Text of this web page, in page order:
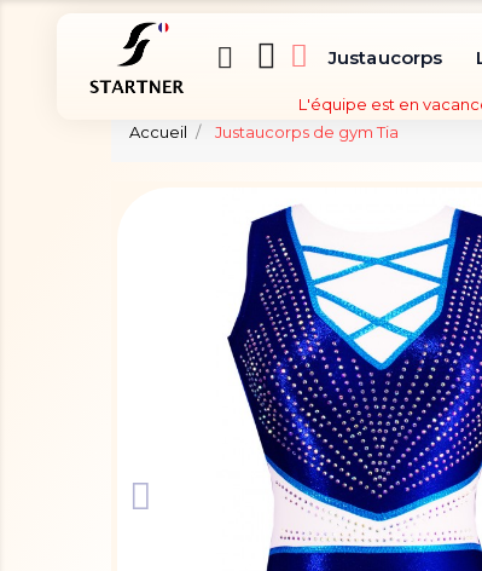
Justaucorps
L'équipe est en
Accueil
Justaucorps de gym Tia